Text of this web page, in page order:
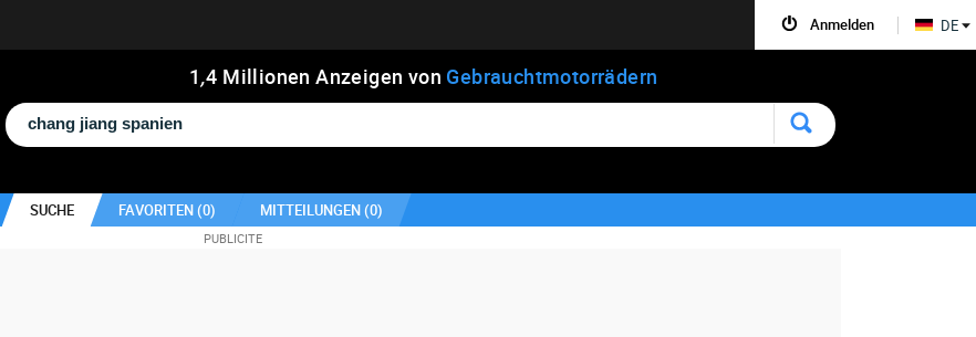
1,4 Millionen Anzeigen von Gebrauchtmotorrädern
SUCHE FAVORITEN (0) MITTEILUNGEN (0)
Anmelden DE